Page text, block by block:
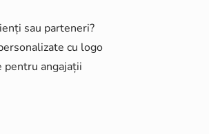
sau parteneri?
cu logo
pentru angajații